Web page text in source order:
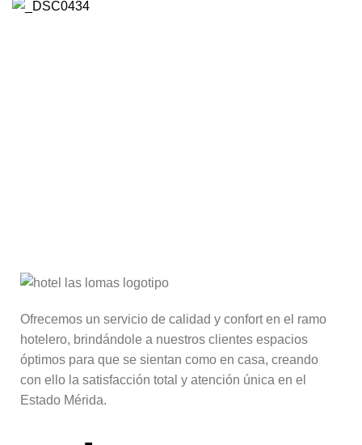
Ofrecemos un servicio de calidad y confort en el ramo
hotelero, brindándole a nuestros clientes espacios
óptimos para que se sientan como en casa, creando
con ello la satisfacción total y atención única en el
Estado Mérida.